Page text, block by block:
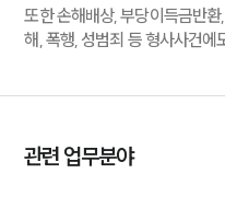
또한 손해배상, 부당이득금반
해, 폭행, 성범죄 등 형사사건에
관련 업무분야